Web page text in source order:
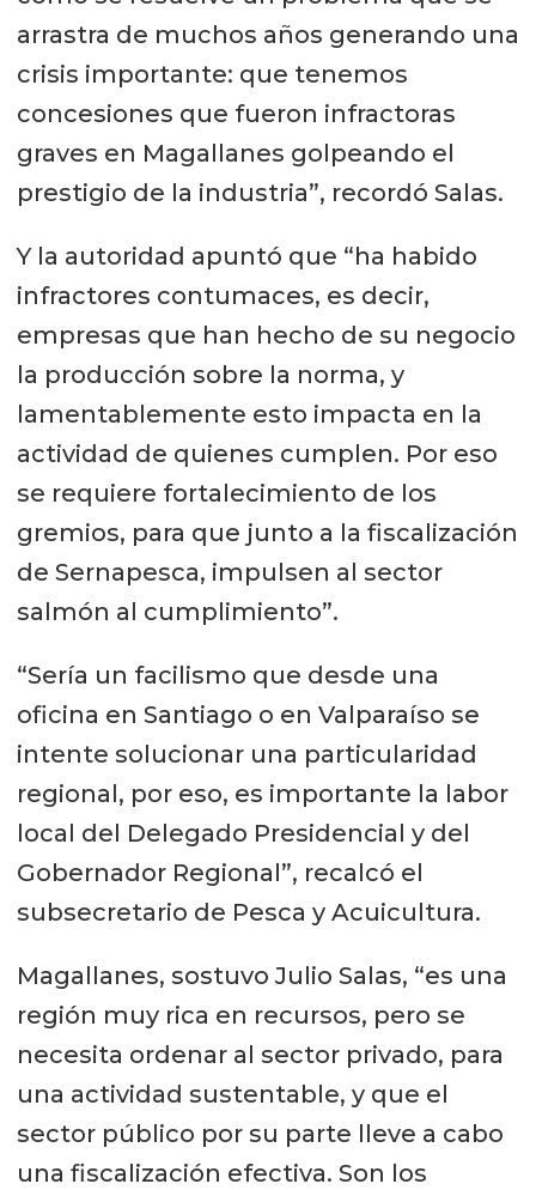
arrastra de muchos años generando una
crisis importante: que tenemos
concesiones que fueron infractoras
graves en Magallanes golpeando el
prestigio de la industria”, recordó Salas.
Y la autoridad apuntó que “ha habido
infractores contumaces, es decir,
empresas que han hecho de su negocio
la producción sobre la norma, y
lamentablemente esto impacta en la
actividad de quienes cumplen. Por eso
se requiere fortalecimiento de los
gremios, para que junto a la fiscalización
de Sernapesca, impulsen al sector
salmón al cumplimiento”.
“Sería un facilismo que desde una
oficina en Santiago o en Valparaíso se
intente solucionar una particularidad
regional, por eso, es importante la labor
local del Delegado Presidencial y del
Gobernador Regional”, recalcó el
subsecretario de Pesca y Acuicultura.
Magallanes, sostuvo Julio Salas, “es una
región muy rica en recursos, pero se
necesita ordenar al sector privado, para
una actividad sustentable, y que el
sector público por su parte lleve a cabo
una fiscalización efectiva. Son los